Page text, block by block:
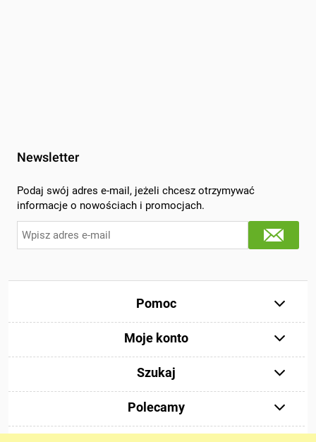
Newsletter
Podaj swój adres e-mail, jeżeli chcesz otrzymywać
informacje o nowościach i promocjach.
Pomoc
Moje konto
Szukaj
Polecamy